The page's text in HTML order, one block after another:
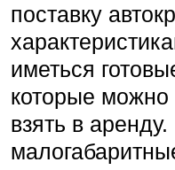
поставку
иметься
которые можно
взять в